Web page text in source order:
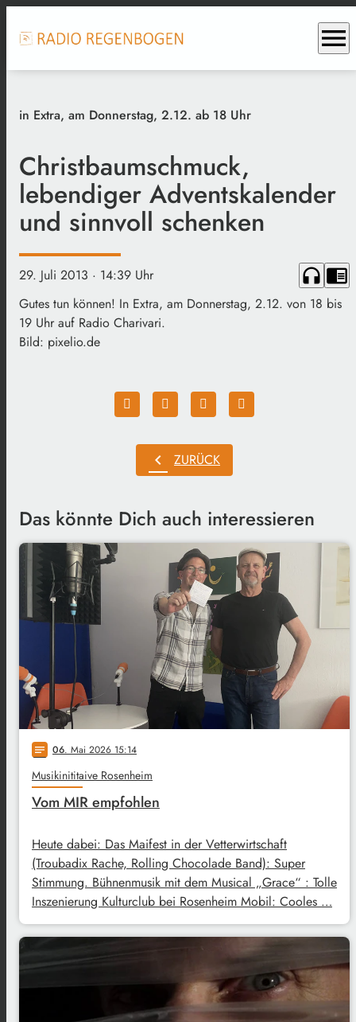
menu
in Extra, am Donnerstag, 2.12. ab 18 Uhr
Christbaumschmuck,
lebendiger Adventskalender
und sinnvoll schenken
29. Juli 2013 · 14:39 Uhr headphones chrome_reader_mode
Gutes tun können! In Extra, am Donnerstag, 2.12. von 18 bis
19 Uhr auf Radio Charivari.
Bild: pixelio.de
chevron_left ZURÜCK
Das könnte Dich auch interessieren
notes 06. Mai 2026 15:14
Musikinititaive Rosenheim
Vom MIR empfohlen
Heute dabei: Das Maifest in der Vetterwirtschaft
(Troubadix Rache, Rolling Chocolade Band): Super
Stimmung. Bühnenmusik mit dem Musical „Grace“ : Tolle
Inszenierung Kulturclub bei Rosenheim Mobil: Cooles …